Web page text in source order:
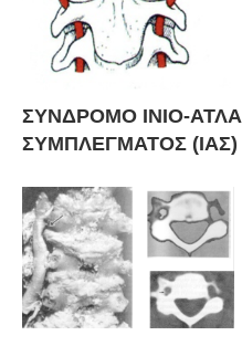
ΣΥΝΔΡΟΜΟ ΙΝΙΟ-
ΣΥΜΠΛΕΓΜΑΤΟΣ (ΙΑΣ)